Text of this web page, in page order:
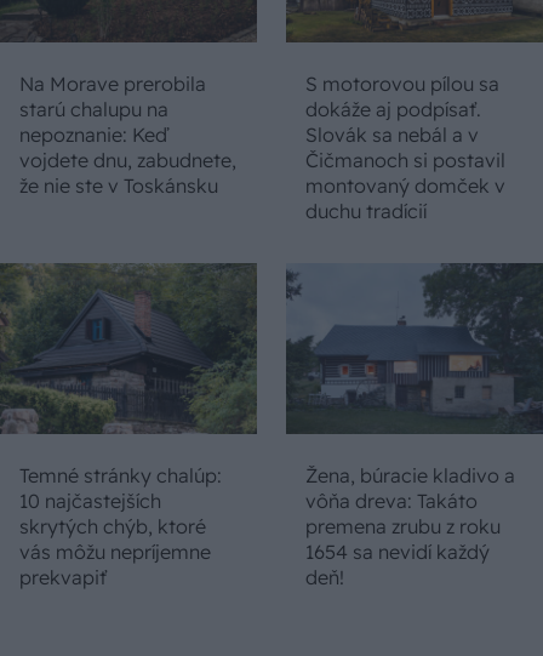
Na Morave prerobila
starú chalupu na
nepoznanie: Keď
vojdete dnu, zabudnete,
že nie ste v Toskánsku
S motorovou pílou sa
dokáže aj podpísať.
Slovák sa nebál a v
Čičmanoch si postavil
montovaný domček v
duchu tradícií
Temné stránky chalúp:
10 najčastejších
skrytých chýb, ktoré
vás môžu nepríjemne
prekvapiť
Žena, búracie kladivo a
vôňa dreva: Takáto
premena zrubu z roku
1654 sa nevidí každý
deň!